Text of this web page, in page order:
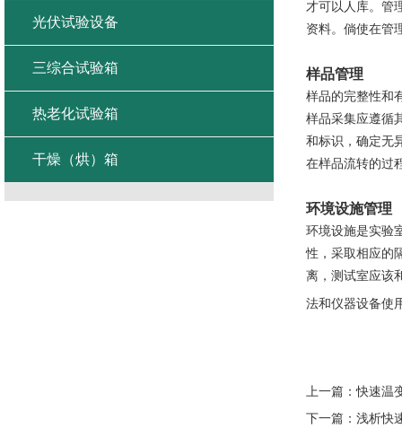
才可以人库。管
资料。倘使在管
样品管理
样品的完整性和
样品采集应遵循
和标识，确定无
在样品流转的过
环境设施管理
环境设施是实验
性，采取相应的
离，测试室应该
法和仪器设备使
上一篇：快速温
下一篇： 浅析快
光伏试验设备
三综合试验箱
热老化试验箱
干燥（烘）箱